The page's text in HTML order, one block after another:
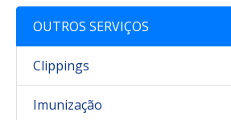
OUTROS SERVIÇOS
Clippings
Imunização